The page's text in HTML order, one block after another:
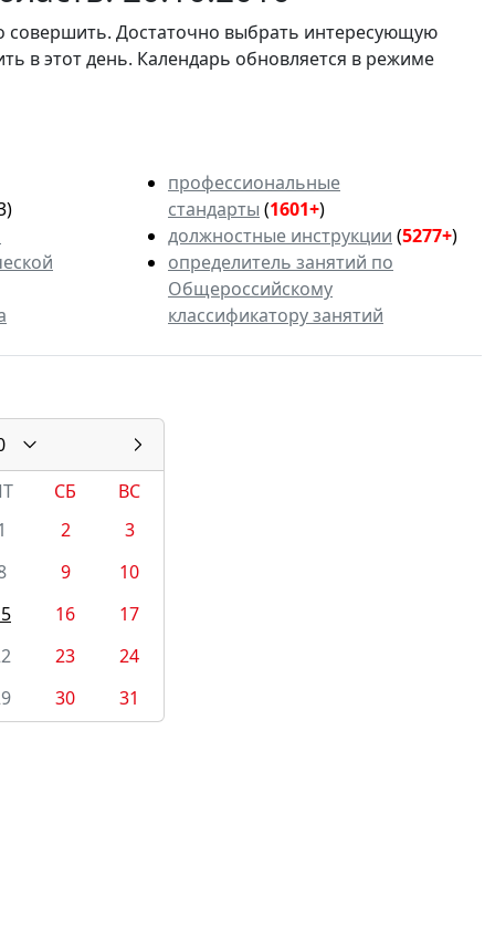
совершить. Достаточно выбрать интересующую
в этот день. Календарь обновляется в режиме
профессиональные
стандарты (1601+)
должностные инструкции (5277+)
определитель занятий по
Общероссийскому
классификатору занятий
СБ
ВС
2
3
9
10
16
17
23
24
30 31